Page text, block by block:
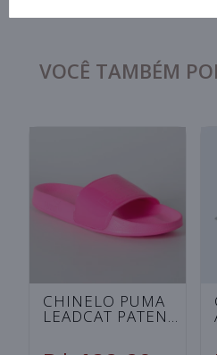
VOCÊ TAMBÉM
UNISSEX -
ROSA/SALMAO
R$ 99,90
2x 49,95 sem juros